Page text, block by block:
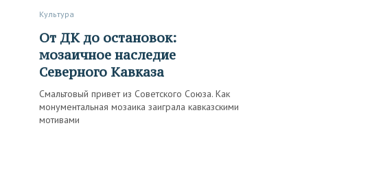
Культура
От ДК до остановок:
мозаичное наследие
Северного Кавказа
Смальтовый привет из Советского Союза. Как
монументальная мозаика заиграла кавказскими
мотивами